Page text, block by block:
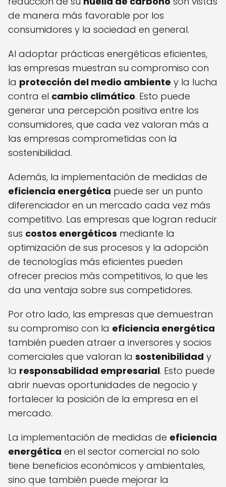
de manera más favorable por los
consumidores y la sociedad en general.
Al adoptar prácticas energéticas eficientes,
las empresas muestran su compromiso con
la protección del medio ambiente y la lucha
contra el cambio climático. Esto puede
generar una percepción positiva entre los
consumidores, que cada vez valoran más a
las empresas comprometidas con la
sostenibilidad.
Además, la implementación de medidas de
eficiencia energética puede ser un punto
diferenciador en un mercado cada vez más
competitivo. Las empresas que logran reducir
sus costos energéticos mediante la
optimización de sus procesos y la adopción
de tecnologías más eficientes pueden
ofrecer precios más competitivos, lo que les
da una ventaja sobre sus competidores.
Por otro lado, las empresas que demuestran
su compromiso con la eficiencia energética
también pueden atraer a inversores y socios
comerciales que valoran la sostenibilidad y
la responsabilidad empresarial. Esto puede
abrir nuevas oportunidades de negocio y
fortalecer la posición de la empresa en el
mercado.
La implementación de medidas de eficiencia
energética en el sector comercial no solo
tiene beneficios económicos y ambientales,
sino que también puede mejorar la